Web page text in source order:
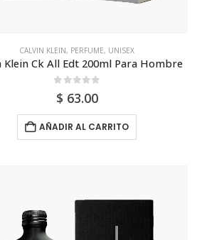
CALVIN KLEIN, PERFUME, UNISEX
Klein Ck All Edt 200ml Para Hombre
out of 5
$ 63.00
AÑADIR AL CARRITO